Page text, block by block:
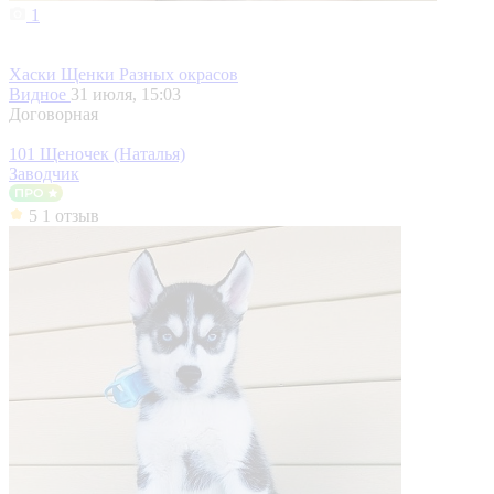
1
Хаски Щенки Разных окрасов
Видное 31 июля, 15:03
Договорная
101 Щеночек (Наталья)
Заводчик
5 1 отзыв